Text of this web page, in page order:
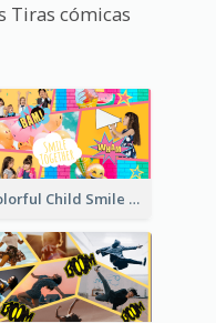
Tiras cómicas
Colorful Child Smile Comic Strip